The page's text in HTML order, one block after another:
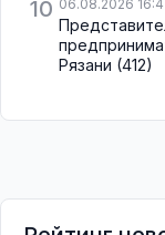
10 06.08.2026
Рязани (412)